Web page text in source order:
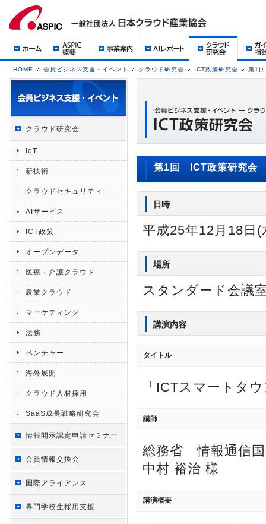
HOME 会員ビジネス支援・イベント クラウド研究会 ICT政策研究会 第1
クラウド研究会
IoT
新技術
クラウドセキュリティ
AIサービス
ICT政策
オープンデータ
医療・介護クラウド
農業クラウド
マーケティング
法務
ベンチャー
海外展開
クラウド人材採用
SaaS成長戦略研究会
情報開示認定申請セミナー
会員情報交換会
国際アライアンス
専門学校生採用支援
第1回 ICT政策研究会
日時
平成25年12月18
場所
スタンダード会議
講演内容
タイトル
「ICTスマートタ
講師
総務省 情報通信
中村 裕治 様
講演概要